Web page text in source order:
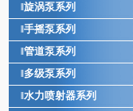
旋涡泵系列
手摇泵系列
管道泵系列
多级泵系列
水力喷射器系列